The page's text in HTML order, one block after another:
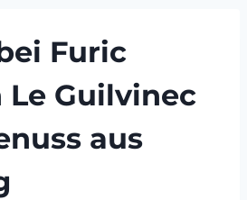
Furic
Le Guilvinec
aus